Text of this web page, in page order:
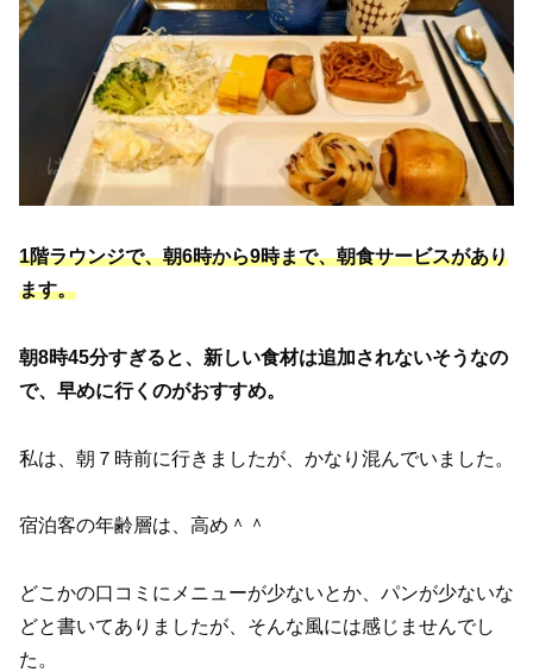
1階ラウンジで、朝6時から9時まで、朝食サービスがあり
ます。
朝8時45分すぎると、新しい食材は追加されないそうなの
で、早めに行くのがおすすめ。
私は、朝７時前に行きましたが、かなり混んでいました。
宿泊客の年齢層は、高め＾＾
どこかの口コミにメニューが少ないとか、パンが少ないな
どと書いてありましたが、そんな風には感じませんでし
た。